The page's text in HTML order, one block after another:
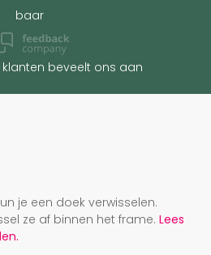
baar
klanten beveelt ons aan
je een doek verwisselen.
ze af binnen het frame. Lees